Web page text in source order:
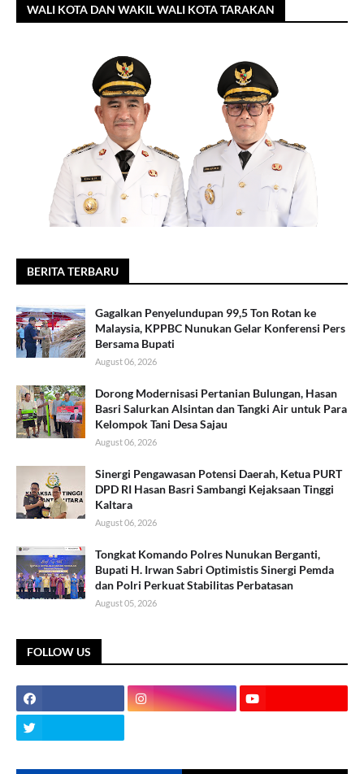
WALI KOTA DAN WAKIL WALI KOTA TARAKAN
BERITA TERBARU
Gagalkan Penyelundupan 99,5 Ton Rotan ke
Malaysia, KPPBC Nunukan Gelar Konferensi Pers
Bersama Bupati
August 06, 2026
Dorong Modernisasi Pertanian Bulungan, Hasan
Basri Salurkan Alsintan dan Tangki Air untuk Para
Kelompok Tani Desa Sajau
August 06, 2026
Sinergi Pengawasan Potensi Daerah, Ketua PURT
DPD RI Hasan Basri Sambangi Kejaksaan Tinggi
Kaltara
August 06, 2026
Tongkat Komando Polres Nunukan Berganti,
Bupati H. Irwan Sabri Optimistis Sinergi Pemda
dan Polri Perkuat Stabilitas Perbatasan
August 05, 2026
FOLLOW US